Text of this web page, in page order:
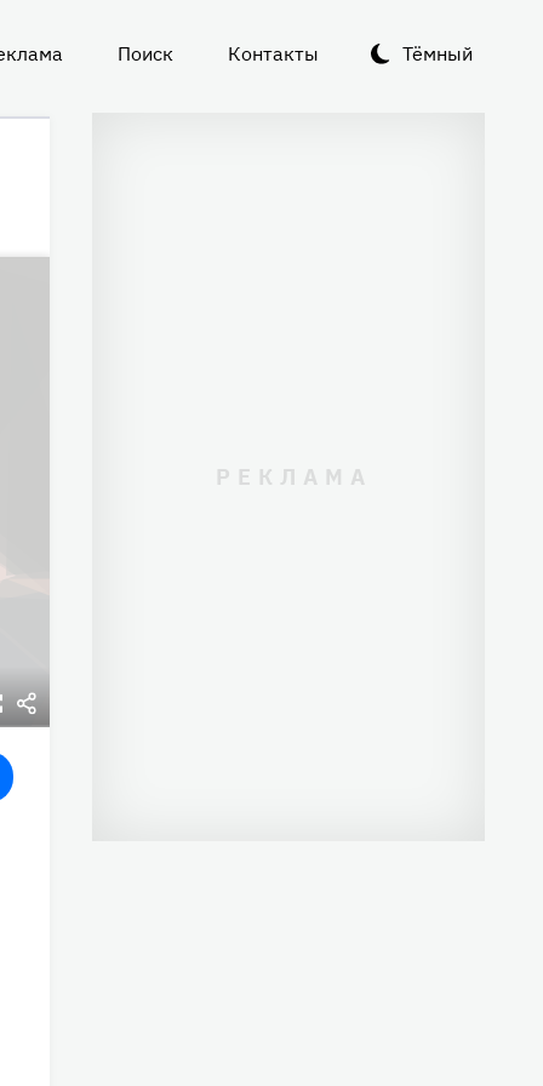
Тёмный
Поиск Контакты